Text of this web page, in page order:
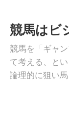
競馬はビ
競馬を「ギャ
て考える、と
論理的に狙い